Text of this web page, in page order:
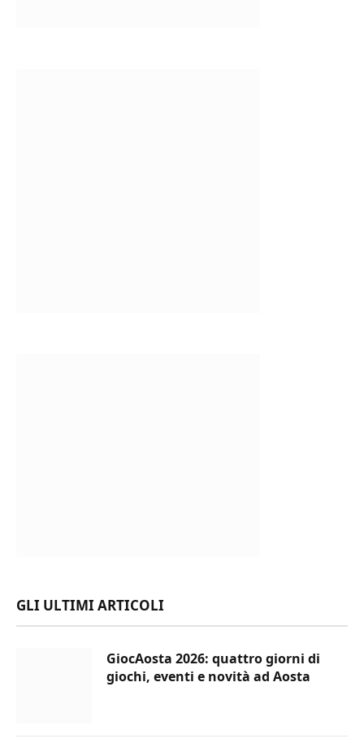
GLI ULTIMI ARTICOLI
GiocAosta 2026: quattro giorni di
giochi, eventi e novità ad Aosta